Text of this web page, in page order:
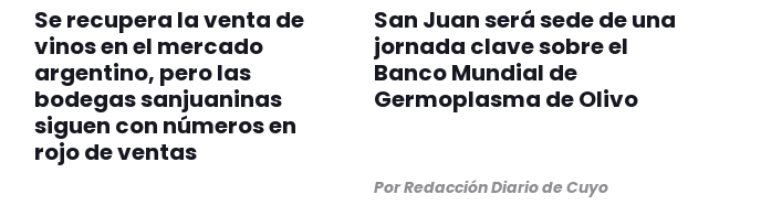
Se recupera la venta de
vinos en el mercado
argentino, pero las
bodegas sanjuaninas
siguen con números en
rojo de ventas
San Juan será sede de una
jornada clave sobre el
Banco Mundial de
Germoplasma de Olivo
PorRedacción Diario de Cuyo